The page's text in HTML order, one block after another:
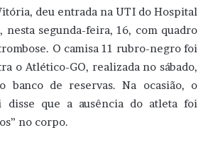
deu entrada na UTI do Hospital
nesta segunda-feira, 16, com quadro
O camisa 11 rubro-negro foi
o Atlético-GO, realizada no sábado,
banco de reservas. Na ocasião, o
disse que a ausência do atleta foi
no corpo.